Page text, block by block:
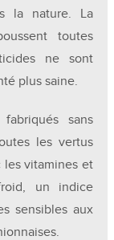
la nature. La
toutes
ne sont
plus saine.
sans
les vertus
les vitamines et
un indice
sensibles aux